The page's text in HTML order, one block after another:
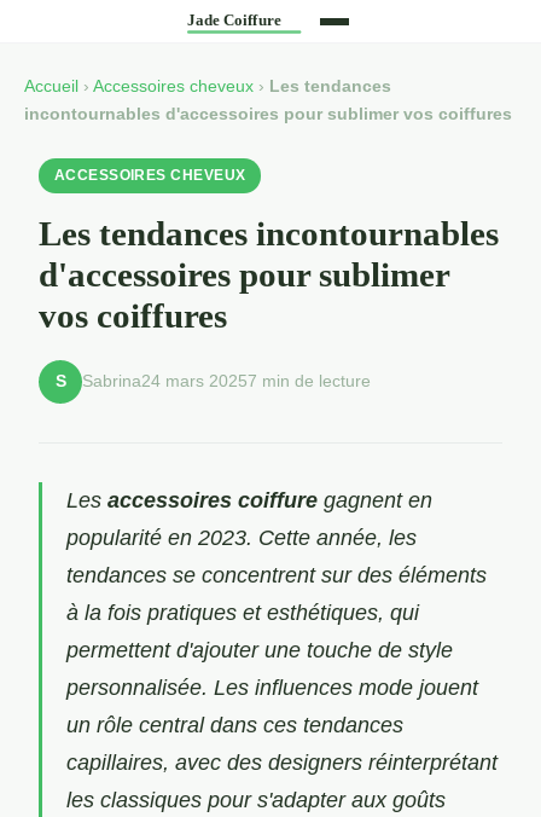
Accueil › Accessoires cheveux › Les tendances
incontournables d'accessoires pour sublimer vos coiffures
ACCESSOIRES CHEVEUX
Les tendances incontournables
d'accessoires pour sublimer
vos coiffures
S Sabrina24 mars 20257 min de lecture
Les accessoires coiffure gagnent en
popularité en 2023. Cette année, les
tendances se concentrent sur des éléments
à la fois pratiques et esthétiques, qui
permettent d'ajouter une touche de style
personnalisée. Les influences mode jouent
un rôle central dans ces tendances
capillaires, avec des designers réinterprétant
les classiques pour s'adapter aux goûts